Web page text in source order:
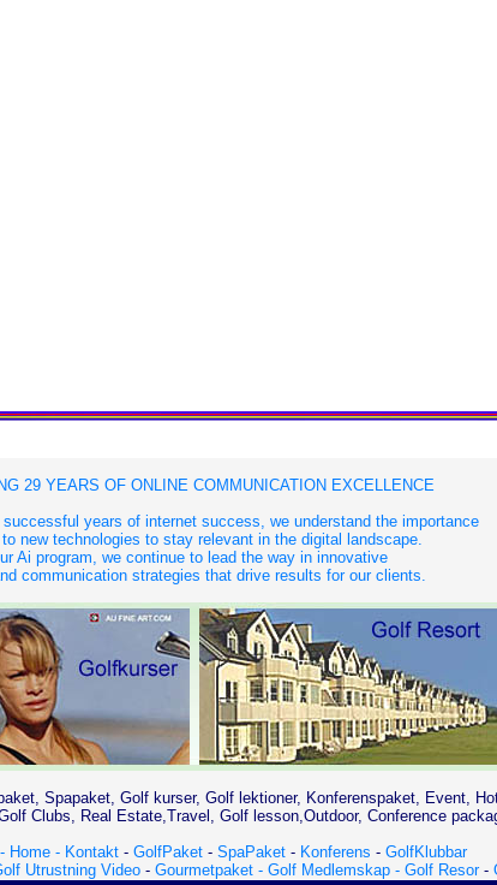
29 YEARS OF ONLINE COMMUNICATION EXCELLENCE
years of internet success, we understand the importance
new technologies to stay relevant in the digital landscape.
Ai program, we continue to lead the way in innovative
communication strategies that drive results for our clients.
Spapaket, Golf kurser, Golf lektioner, Konferenspaket, Event,
Clubs, Real Estate,Travel, Golf lesson,Outdoor, Conference
Home - Kontakt - GolfPaket - SpaPaket - Konferens - GolfKlubbar
Utrustning Video - Gourmetpaket - Golf Medlemskap - Golf Resor-